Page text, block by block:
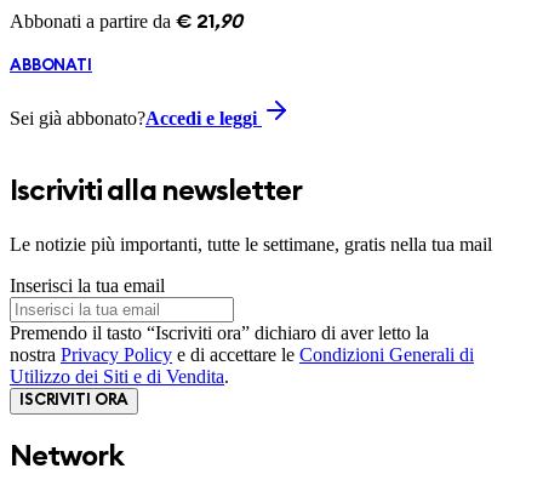
Abbonati a partire da € 21 ,90
ABBONATI
Sei già abbonato?Accedi e leggi
Iscriviti alla newsletter
Le notizie più importanti, tutte le settimane, gratis nella tua mail
Inserisci la tua email
Premendo il tasto “Iscriviti ora” dichiaro di aver letto la
nostra Privacy Policy e di accettare le Condizioni Generali di
Utilizzo dei Siti e di Vendita.
ISCRIVITI ORA
Network